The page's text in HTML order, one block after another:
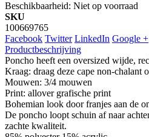
Beschikbaarheid: Niet op voorraad
SKU
100669765
Facebook Twitter LinkedIn Google +
Productbeschrijving
Poncho heeft een oversized wijde,
Kraag: draag deze cape non-chalant
Mouwen: 3/4 mouwen
Print: allover grafische print
Bohemian look door franjes aan de
De poncho loopt schuin af naar
zachte kwaliteit.